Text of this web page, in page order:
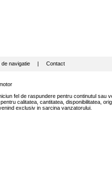
de navigatie| Contact
fel de raspundere pentru continutul sau
calitatea, cantitatea, disponibilitatea,
exclusiv in sarcina vanzatorului.